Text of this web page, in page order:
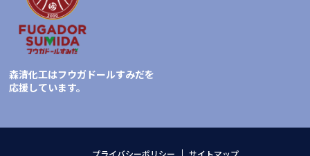
森清化工はフウガドールすみだを
応援しています。
プライバシーポリシー サイトマップ